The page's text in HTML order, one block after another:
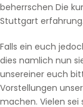
beherrschen Die
Stuttgart erfahrung.
Falls ein euch
dies namlich nun
unsereiner euch
Vorstellungen
machen. Vielen sei